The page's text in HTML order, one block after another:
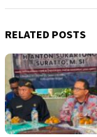
RELATED POSTS